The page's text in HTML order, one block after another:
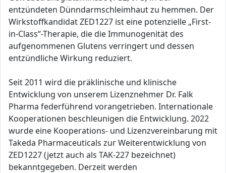
entzündeten Dünndarmschleimhaut zu hemmen. Der
Wirkstoffkandidat ZED1227 ist eine potenzielle „First-
in-Class“-Therapie, die die Immunogenität des
aufgenommenen Glutens verringert und dessen
entzündliche Wirkung reduziert.
Seit 2011 wird die präklinische und klinische
Entwicklung von unserem Lizenznehmer Dr. Falk
Pharma federführend vorangetrieben. Internationale
Kooperationen beschleunigen die Entwicklung. 2022
wurde eine Kooperations- und Lizenzvereinbarung mit
Takeda Pharmaceuticals zur Weiterentwicklung von
ZED1227 (jetzt auch als TAK-227 bezeichnet)
bekanntgegeben. Derzeit werden